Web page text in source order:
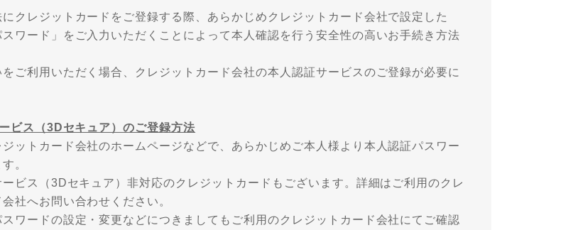
クレジットカードをご登録する際、あらかじめクレジットカード会社で設定した
スワード」をご入力いただくことによって本人確認を行う安全性の高いお手続き方法
ご利用いただく場合、クレジットカード会社の本人認証サービスのご登録が必要に
ビス（3Dセキュア）のご登録方法
ジットカード会社のホームページなどで、あらかじめご本人様より本人認証パスワー
。
ビス（3Dセキュア）非対応のクレジットカードもございます。詳細はご利用のクレ
社へお問い合わせください。
ワードの設定・変更などにつきましてもご利用のクレジットカード会社にてご確認